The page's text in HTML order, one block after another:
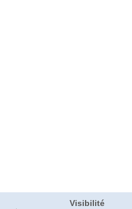
Visibilité